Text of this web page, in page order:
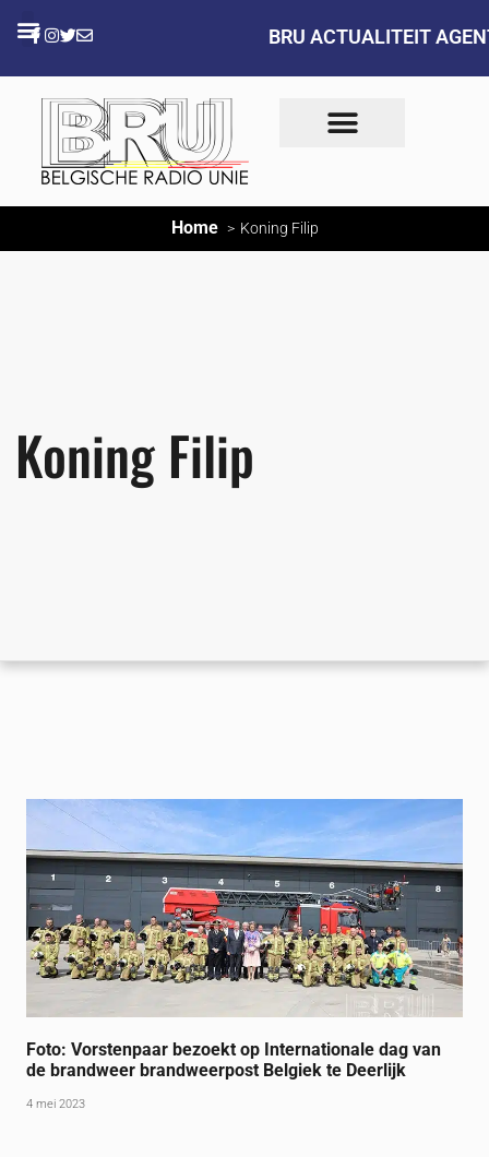
BRU ACTUALITEIT
Home Koning Filip
Koning Filip
Foto: Vorstenpaar bezoekt op Internationale dag van
de brandweer brandweerpost Belgiek te Deerlijk
4 mei 2023